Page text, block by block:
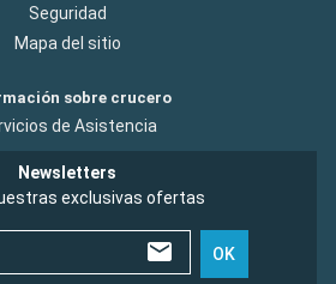
Seguridad
Mapa del sitio
sobre crucero
de Asistencia
Newsletters
exclusivas ofertas
OK